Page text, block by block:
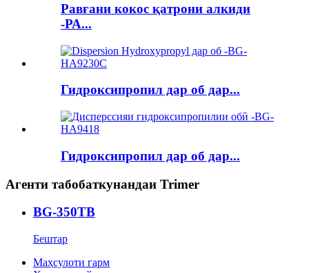
Равғани кокос қатрони алкиди
-РА...
Гидроксипропил дар об дар...
Гидроксипропил дар об дар...
Агенти табобаткунандаи Trimer
BG-350TB
Бештар
Маҳсулоти гарм